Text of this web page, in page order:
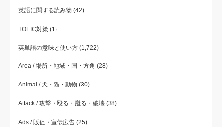
英語に関する読み物 (42)
TOEIC対策 (1)
英単語の意味と使い方 (1,722)
Area / 場所・地域・国・方角 (28)
Animal / 犬・猫・動物 (30)
Attack / 攻撃・殴る・蹴る・破壊 (38)
Ads / 販促・宣伝広告 (25)